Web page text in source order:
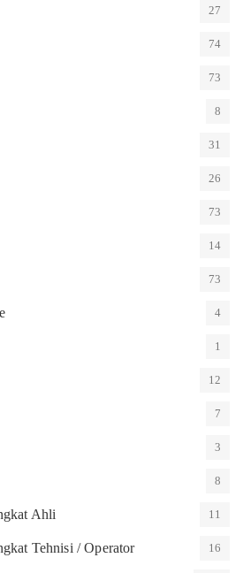
27
74
73
8
31
26
73
14
73
4
1
12
7
3
8
Ahli 11
Tehnisi / Operator 16